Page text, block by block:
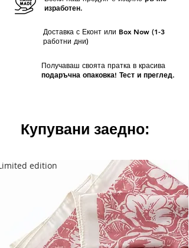
при поръчката Ви.
изработен.
Доставка с Еконт или Box Now (1-3
работни дни)
Получаваш своята пратка в красива
подаръчна опаковка! Тест и преглед.
Купувани заедно:
edition